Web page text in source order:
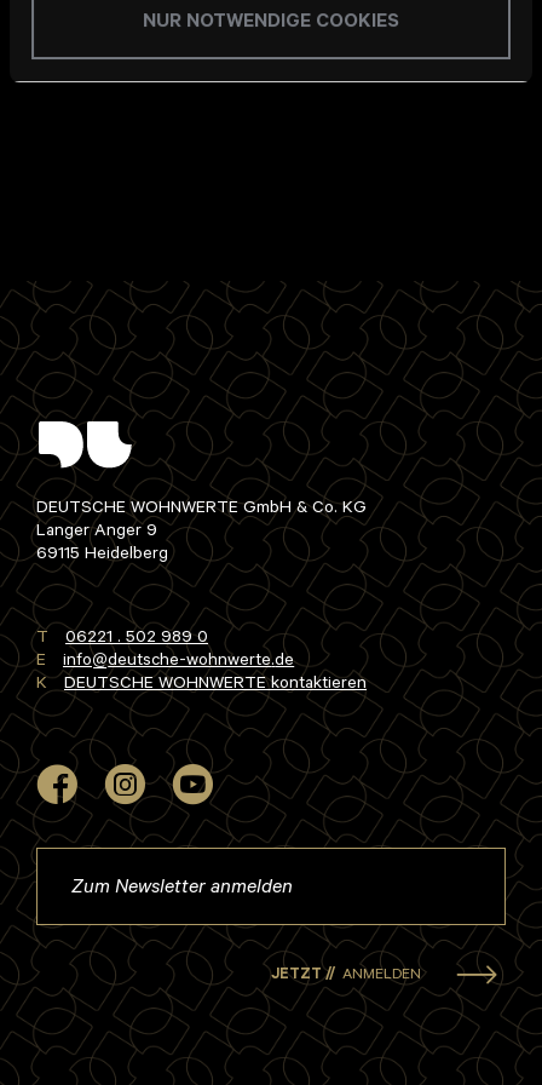
NUR NOTWENDIGE COOKIES
Frühjahr 2018 fertig sein soll, im Anschluss daran geht
es für uns in die Entwurfsplanung.
DEUTSCHE WOHNWERTE GmbH & Co. KG
Langer Anger 9
69115 Heidelberg
T
06221 . 502 989 0
E
info deutsche-wohnwertede
K
DEUTSCHE WOHNWERTE kontaktieren
JETZT // ANMELDEN